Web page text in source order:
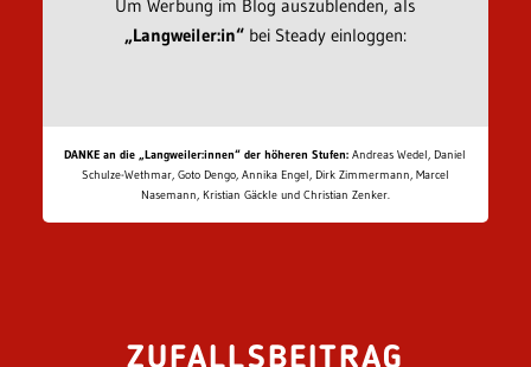
Um Werbung im Blog auszublenden, als
„Langweiler:in“bei Steady einloggen:
DANKE an die „Langweiler:innen“ der höheren Stufen: Andreas Wedel, Daniel
Schulze-Wethmar, Goto Dengo, Annika Engel, Dirk Zimmermann, Marcel
Nasemann, Kristian Gäckle und Christian Zenker.
ZUFALLSBEITRAG